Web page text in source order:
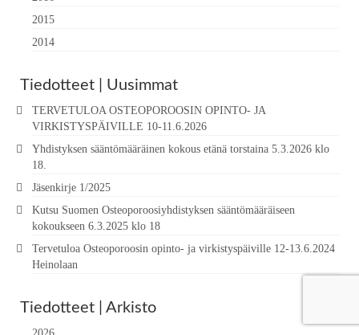
2015
2014
Tiedotteet | Uusimmat
TERVETULOA OSTEOPOROOSIN OPINTO- JA
VIRKISTYSPÄIVILLE 10-11.6.2026
Yhdistyksen sääntömääräinen kokous etänä torstaina 5.3.2026 klo
18.
Jäsenkirje 1/2025
Kutsu Suomen Osteoporoosiyhdistyksen sääntömääräiseen
kokoukseen 6.3.2025 klo 18
Tervetuloa Osteoporoosin opinto- ja virkistyspäiville 12-13.6.2024
Heinolaan
Tiedotteet | Arkisto